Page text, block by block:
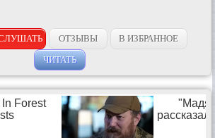
ОТЗЫВЫ
В ИЗБРАННОЕ
ЧИТАТЬ